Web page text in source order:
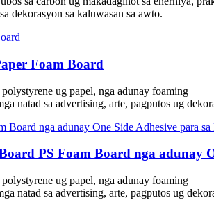
dekorasyon sa kaluwasan sa awto.
Foam Board
ug papel, nga adunay foaming
natad sa advertising, arte, pagputos ug
PS Foam Board nga adunay
ug papel, nga adunay foaming
natad sa advertising, arte, pagputos ug